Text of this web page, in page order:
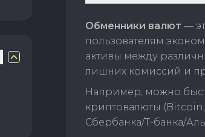
Обменники валют —
пользователям
активы между
лишних комиссий и
Например, можно
криптовалюты
Сбербанка/Т-банка/